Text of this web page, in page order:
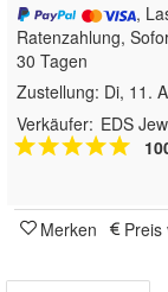
,
Ratenzahlung,
30 Tagen
Zustellung: Di, 11.
Verkäufer: EDS
Merken Preis